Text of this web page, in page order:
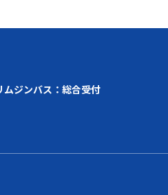
ジンバス：総合受付